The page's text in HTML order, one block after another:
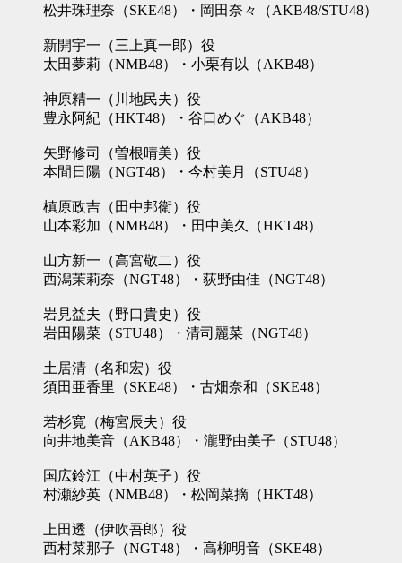
松井珠理奈（SKE48）・岡田奈々（AKB48/STU48）
新開宇一（三上真一郎）役
太田夢莉（NMB48）・小栗有以（AKB48）
神原精一（川地民夫）役
豊永阿紀（HKT48）・谷口めぐ（AKB48）
矢野修司（曽根晴美）役
本間日陽（NGT48）・今村美月（STU48）
槙原政吉（田中邦衛）役
山本彩加（NMB48）・田中美久（HKT48）
山方新一（高宮敬二）役
西潟茉莉奈（NGT48）・荻野由佳（NGT48）
岩見益夫（野口貴史）役
岩田陽菜（STU48）・清司麗菜（NGT48）
土居清（名和宏）役
須田亜香里（SKE48）・古畑奈和（SKE48）
若杉寛（梅宮辰夫）役
向井地美音（AKB48）・瀧野由美子（STU48）
国広鈴江（中村英子）役
村瀬紗英（NMB48）・松岡菜摘（HKT48）
上田透（伊吹吾郎）役
西村菜那子（NGT48）・高柳明音（SKE48）